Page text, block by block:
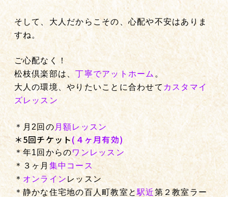
そして、大人だからこその、心配や不安はありま
すね。
ご心配なく！
松枝倶楽部は、丁寧でアットホーム 。
大人の環境、やりたいことに合わせて カスタマイ
ズレッスン
＊月2回の 月額レッスン
＊5回チケット(４ヶ月有効)
＊年1回からのワンレッスン
＊３ヶ月 集中コース
＊ オンラインレッスン
＊静かな住宅地の百人町教室と駅近第２教室ラー